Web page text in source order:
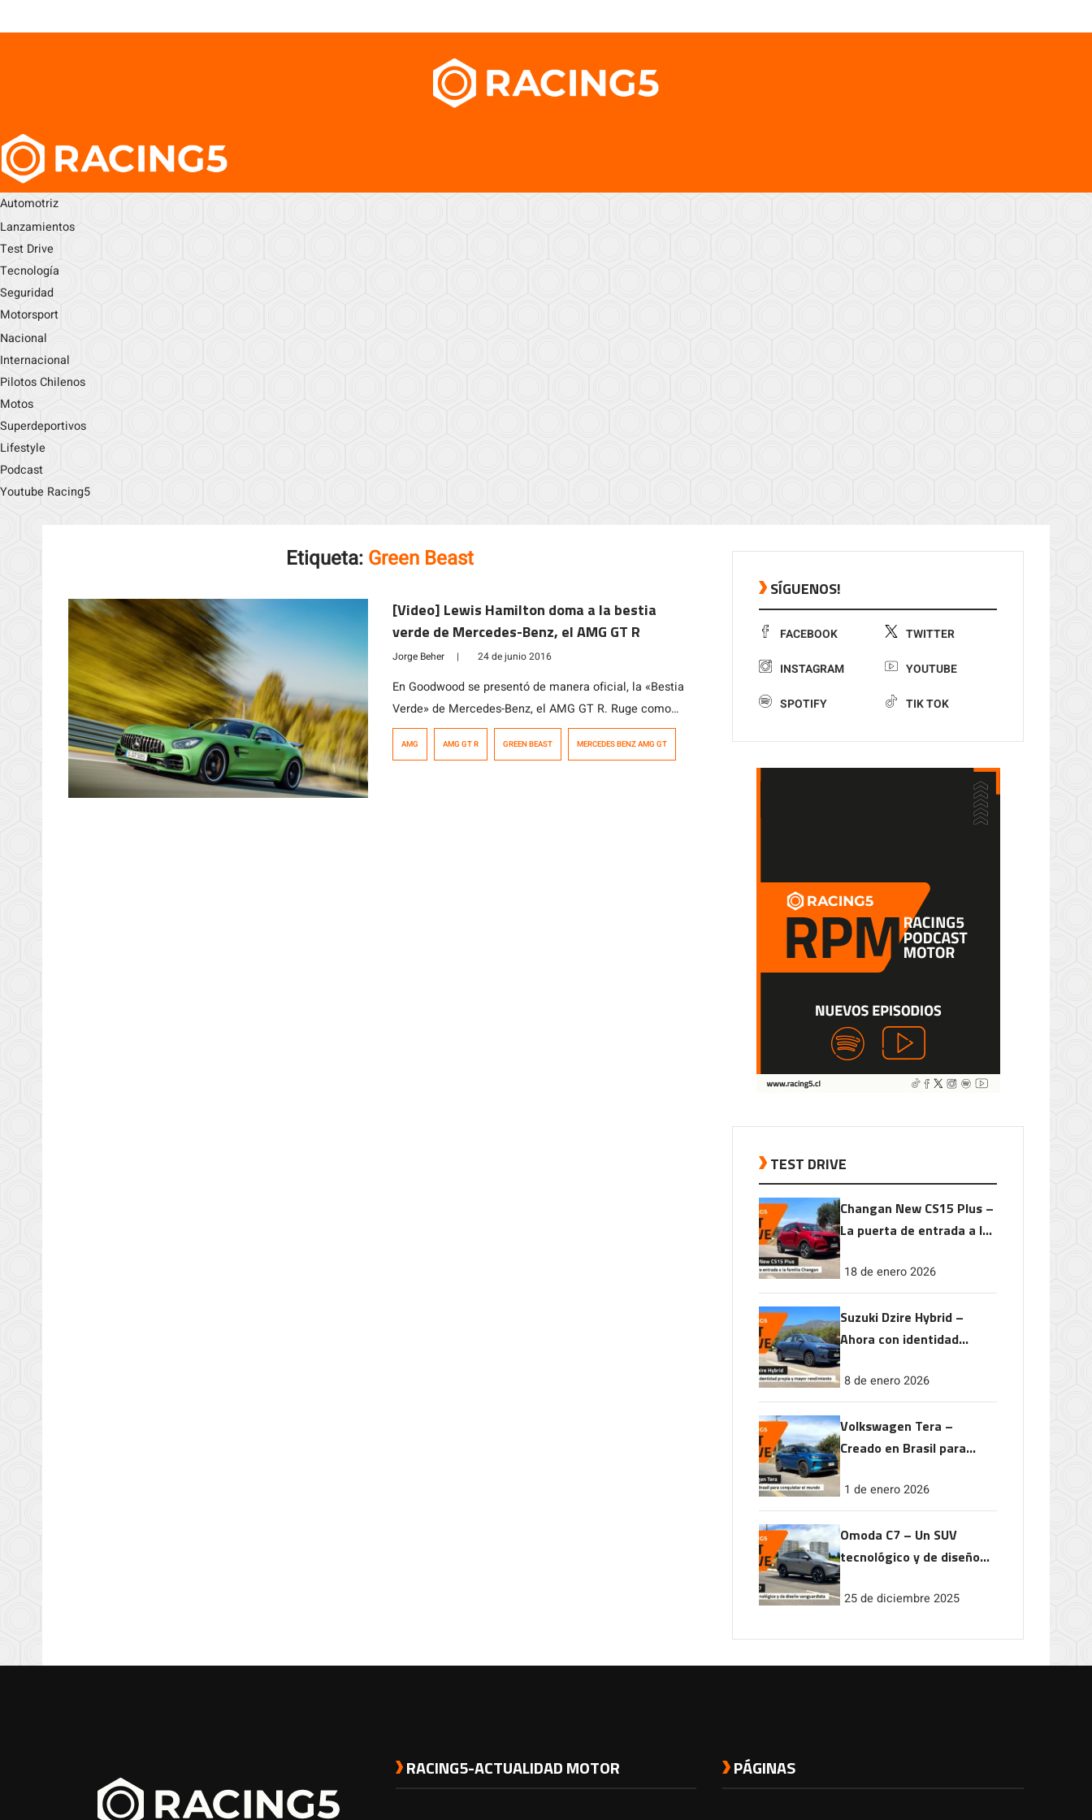
Automotriz
Lanzamientos
Test Drive
Tecnología
Seguridad
Motorsport
Nacional
Internacional
Pilotos Chilenos
Motos
Superdeportivos
Lifestyle
Podcast
Youtube Racing5
Etiqueta: Green Beast
[Video] Lewis Hamilton doma a la bestia
verde de Mercedes-Benz, el AMG GT R
Jorge Beher | 24 de junio 2016
En Goodwood se presentó de manera oficial, la «Bestia
Verde» de Mercedes-Benz, el AMG GT R. Ruge como
bestia, anda como bestia y llegó a lo bestia, en un
AMG AMG GT R GREEN BEAST MERCEDES BENZ AMG GT
SÍGUENOS!
FACEBOOK TWITTER
INSTAGRAM YOUTUBE
SPOTIFY TIK TOK
TEST DRIVE
Changan New CS15 Plus –
La puerta de entrada a la
18 de enero 2026
Suzuki Dzire Hybrid –
Ahora con identidad
rendimiento
8 de enero 2026
Volkswagen Tera –
Creado en Brasil para
1 de enero 2026
Omoda C7 – Un SUV
tecnológico y de diseño
25 de diciembre 2025
RACING5-ACTUALIDAD MOTOR PÁGINAS